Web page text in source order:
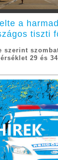
a
tiszti
szerint
29 és